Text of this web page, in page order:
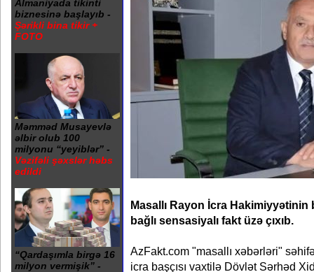
Almaniyada tikinti
biznesinə başlayıb -
Şərikli bina tikir +
FOTO
Məmməd Musayevlə
əlbir olub 100
milyonu “yeyiblər” -
Vəzifəli şəxslər həbs
edildi
“Qardaşımla birgə 16
milyon vermişik” -
Masallı Rayon İcra Hakimiyyətinin
bağlı sensasiyalı fakt üzə çıxıb.
AzFakt.com "masallı xəbərləri"
icra başçısı vaxtilə Dövlət Sərhəd